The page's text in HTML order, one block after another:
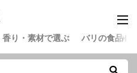
香り・素材で選ぶ バリの食品